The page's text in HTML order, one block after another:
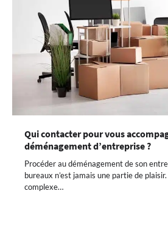
Qui contacter pour vous
déménagement d’entreprise ?
Procéder au déménagement de son
bureaux n’est jamais une partie de
complexe…